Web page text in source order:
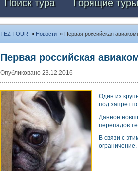
Поиск тура Горящие туры
TEZ TOUR » Новости » Первая российская
Первая российская
Опубликовано 23.12.2016
Один из
под запрет
Данное
перепадов
В связи с
ограничение.